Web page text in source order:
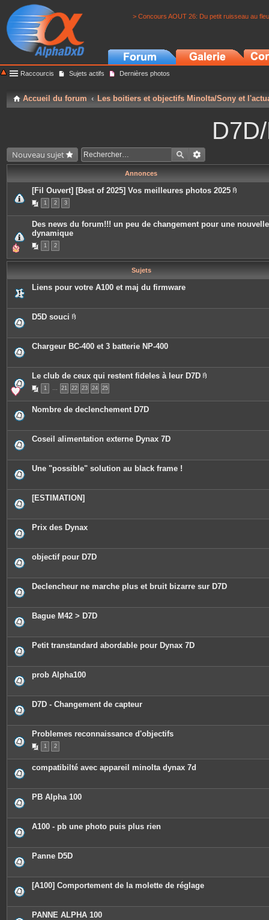
> Concours AOUT 26: Du petit ruisseau au
Raccourcis Sujets actifs Dernières photos
Accueil du forum Les boitiers et objectifs Minolta/Sony et
Nouveau sujet
Annonces
[Fil Ouvert] [Best of 2025] Vos meilleures photos 2025
c
e
n
1 2 3
Des news du forum!!! un peu de changement pour une nouvelle
dynamique
1 2
Sujets
Liens pour votre A100 et maj du firmware
D5D souci
è
c
j
o
i
n
t
e
s
Chargeur BC-400 et 3 batterie NP-400
Le club de ceux qui restent fideles à leur D7D
c
o
e
1 … 21 22 23 24 25
Nombre de declenchement D7D
Coseil alimentation externe Dynax 7D
Une "possible" solution au black frame !
[ESTIMATION]
Prix des Dynax
objectif pour D7D
Declencheur ne marche plus et bruit bizarre sur D7D
Bague M42 > D7D
Petit transtandard abordable pour Dynax 7D
prob Alpha100
D7D - Changement de capteur
Problemes reconnaissance d'objectifs
1 2
compatibilté avec appareil minolta dynax 7d
PB Alpha 100
A100 - pb une photo puis plus rien
Panne D5D
[A100] Comportement de la molette de réglage
PANNE ALPHA 100